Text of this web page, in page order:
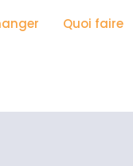
Quoi faire